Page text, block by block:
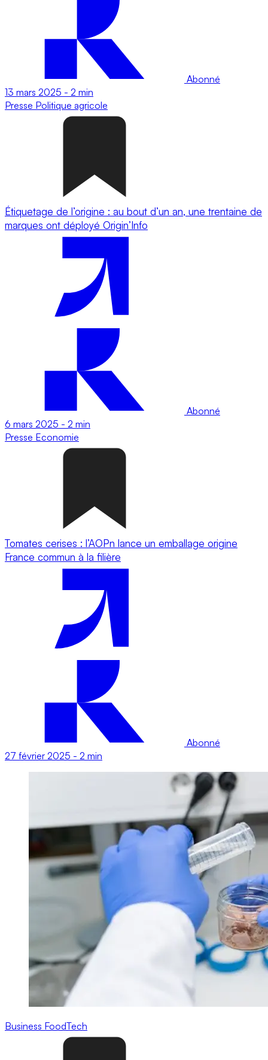
Abonné
13 mars 2025 - 2 min
Presse Politique agricole
Étiquetage de l’origine : au bout d’un an, une trentaine de
marques ont déployé Origin’Info
Abonné
6 mars 2025 - 2 min
Presse Economie
Tomates cerises : l’AOPn lance un emballage origine
France commun à la filière
Abonné
27 février 2025 - 2 min
Business FoodTech